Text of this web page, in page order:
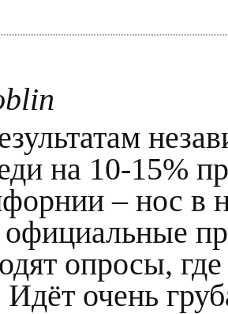
на 10-15%
– нос в
официальные
опросы,
очень